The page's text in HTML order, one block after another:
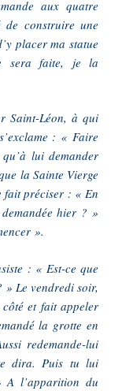
aux quatre
construire une
placer ma statue
sera faite, je la
Saint-Léon, à qui
: « Faire
lui demander
la Sainte Vierge
fait préciser : « En
hier ? »
».
: « Est-ce que
Le vendredi soir,
et fait appeler
la grotte en
redemande-lui
dira. Puis tu lui
A l’apparition du